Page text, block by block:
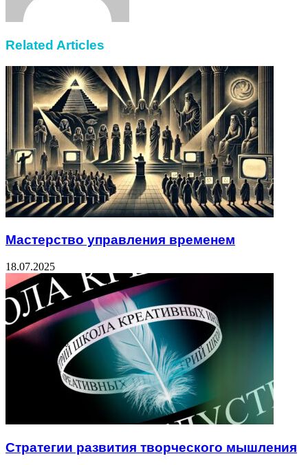
Related Articles
Мастерство управления временем
18.07.2025
Стратегии развития творческого мышления